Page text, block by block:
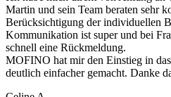
Martin und sein Team beraten sehr
Berücksichtigung der individuellen
Kommunikation ist super und bei
schnell eine Rückmeldung.
MOFINO hat mir den Einstieg in
deutlich einfacher gemacht. Danke